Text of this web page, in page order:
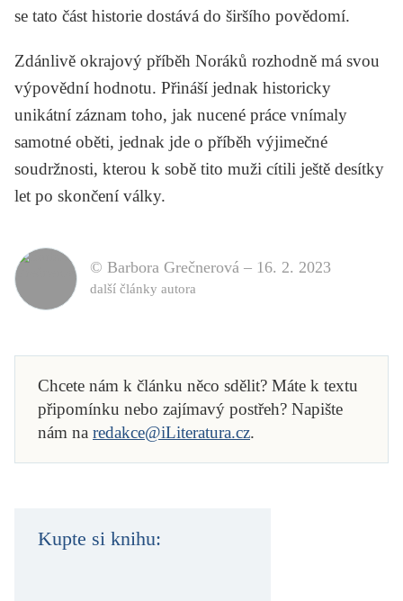
se tato část historie dostává do širšího povědomí.
Zdánlivě okrajový příběh Noráků rozhodně má svou
výpovědní hodnotu. Přináší jednak historicky
unikátní záznam toho, jak nucené práce vnímaly
samotné oběti, jednak jde o příběh výjimečné
soudržnosti, kterou k sobě tito muži cítili ještě desítky
let po skončení války.
© Barbora Grečnerová – 16. 2. 2023
další články autora
Chcete nám k článku něco sdělit? Máte k textu
připomínku nebo zajímavý postřeh? Napište
nám na redakce@iLiteratura.cz.
Kupte si knihu: